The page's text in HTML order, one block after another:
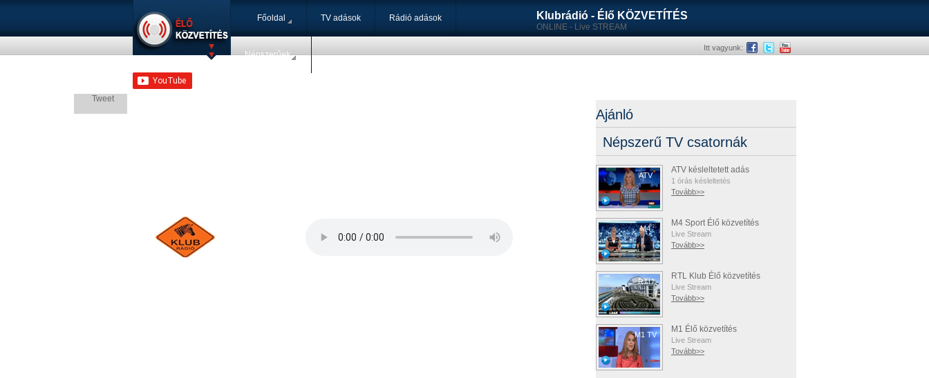
Főoldal TV adások Rádió adások
Népszerűek
Klubrádió - Élő KÖZVETÍTÉS
ONLINE - Live STREAM
Itt vagyunk:
Ajánló
Népszerű TV csatornák
ATV
ATV késleltetett adás
1 órás késleltetés
Tovább>>
M4
M4 Sport Élő közvetítés
Live Stream
Tovább>>
RTL
RTL Klub Élő közvetítés
Live Stream
Tovább>>
M1 TV
M1 Élő közvetítés
Live Stream
Tovább>>
Tweet